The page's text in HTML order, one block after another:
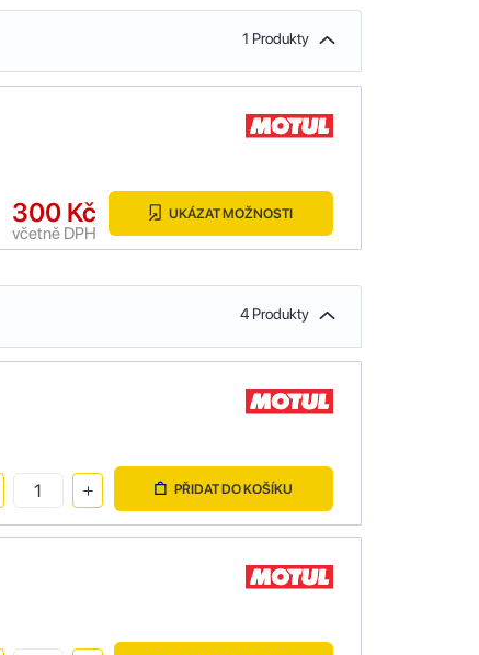
1 Produkty
300 Kč
včetně DPH
UKÁZAT MOŽNOSTI
4 Produkty
PŘIDAT DO KOŠÍKU